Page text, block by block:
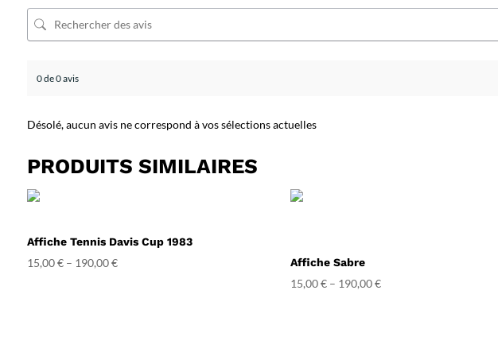
0 de 0 avis
Désolé, aucun avis ne correspond à vos sélections actuelles
PRODUITS SIMILAIRES
Affiche Tennis Davis Cup 1983
15,00€– 190,00€ Affiche Sabre
15,00€– 190,00€